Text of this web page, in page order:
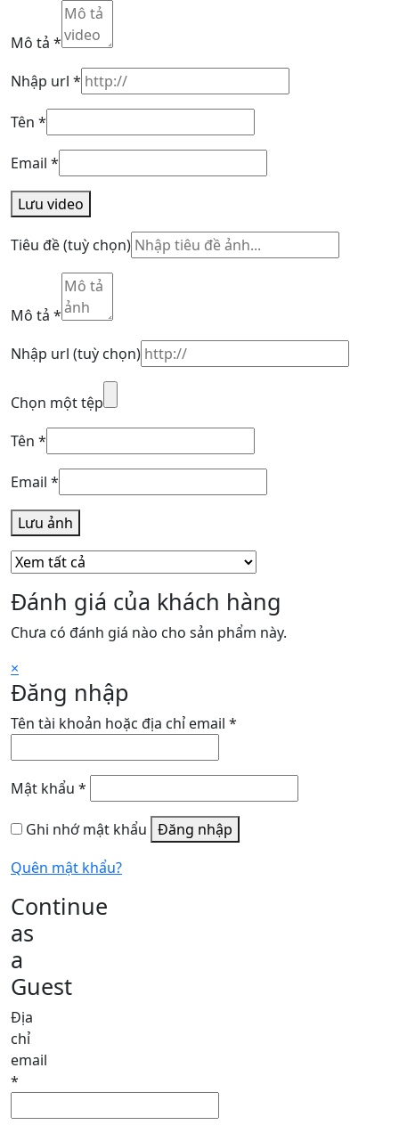
Mô tả *
Nhập url *
Tên *
Email *
Lưu video
Tiêu đề(tuỳ chọn)
Mô tả *
Nhập url (tuỳ chọn)
Chọn một tệp
Tên *
Email *
Lưu ảnh
Đánh giá của khách hàng
Chưa có đánh giá nào cho sản phẩm này.
×
Đăng nhập
Tên tài khoản hoặc địa chỉ email *
Mật khẩu *
Ghi nhớ mật khẩu Đăng nhập
Quên mật khẩu?
Continue
as
a
Guest
Địa
chỉ
email
*